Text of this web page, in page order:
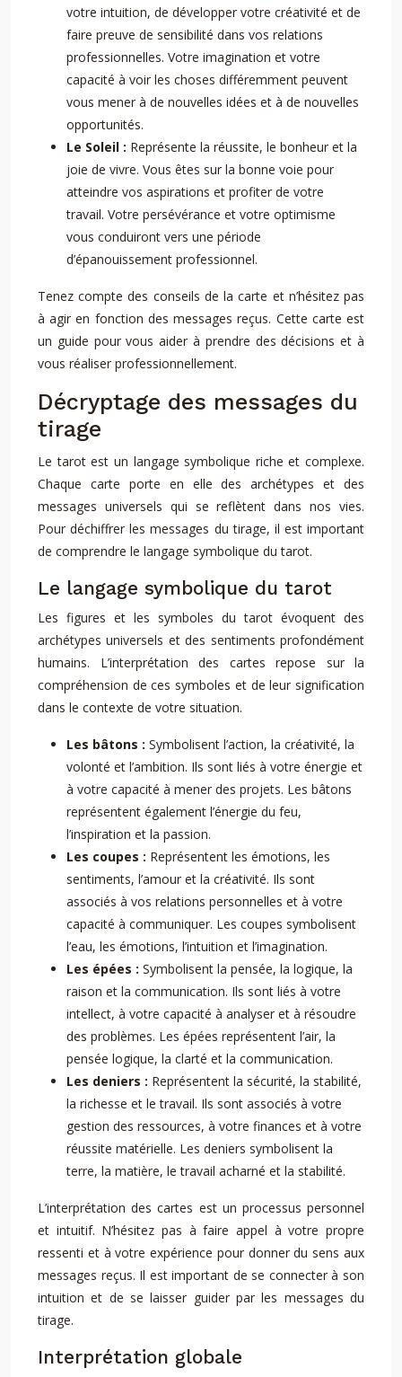
votre intuition, de développer votre créativité et de
faire preuve de sensibilité dans vos relations
professionnelles. Votre imagination et votre
capacité à voir les choses différemment peuvent
vous mener à de nouvelles idées et à de nouvelles
opportunités.
Le Soleil : Représente la réussite, le bonheur et la
joie de vivre. Vous êtes sur la bonne voie pour
atteindre vos aspirations et profiter de votre
travail. Votre persévérance et votre optimisme
vous conduiront vers une période
d’épanouissement professionnel.
Tenez compte des conseils de la carte et n’hésitez pas
à agir en fonction des messages reçus. Cette carte est
un guide pour vous aider à prendre des décisions et à
vous réaliser professionnellement.
Décryptage des messages du
tirage
Le tarot est un langage symbolique riche et complexe.
Chaque carte porte en elle des archétypes et des
messages universels qui se reflètent dans nos vies.
Pour déchiffrer les messages du tirage, il est important
de comprendre le langage symbolique du tarot.
Le langage symbolique du tarot
Les figures et les symboles du tarot évoquent des
archétypes universels et des sentiments profondément
humains. L’interprétation des cartes repose sur la
compréhension de ces symboles et de leur signification
dans le contexte de votre situation.
Les bâtons : Symbolisent l’action, la créativité, la
volonté et l’ambition. Ils sont liés à votre énergie et
à votre capacité à mener des projets. Les bâtons
représentent également l’énergie du feu,
l’inspiration et la passion.
Les coupes : Représentent les émotions, les
sentiments, l’amour et la créativité. Ils sont
associés à vos relations personnelles et à votre
capacité à communiquer. Les coupes symbolisent
l’eau, les émotions, l’intuition et l’imagination.
Les épées : Symbolisent la pensée, la logique, la
raison et la communication. Ils sont liés à votre
intellect, à votre capacité à analyser et à résoudre
des problèmes. Les épées représentent l’air, la
pensée logique, la clarté et la communication.
Les deniers : Représentent la sécurité, la stabilité,
la richesse et le travail. Ils sont associés à votre
gestion des ressources, à votre finances et à votre
réussite matérielle. Les deniers symbolisent la
terre, la matière, le travail acharné et la stabilité.
L’interprétation des cartes est un processus personnel
et intuitif. N’hésitez pas à faire appel à votre propre
ressenti et à votre expérience pour donner du sens aux
messages reçus. Il est important de se connecter à son
intuition et de se laisser guider par les messages du
tirage.
Interprétation globale